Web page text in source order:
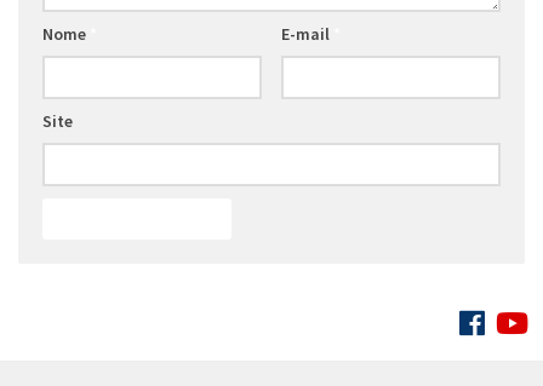
Nome E-mail
Site